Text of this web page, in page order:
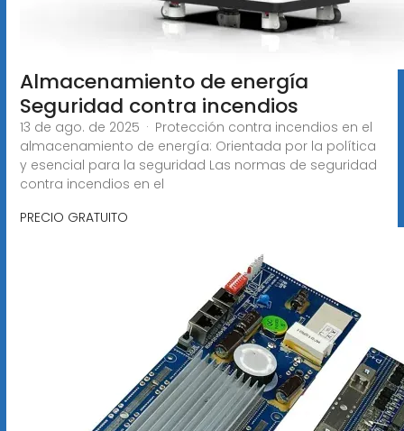
Almacenamiento de energía
Seguridad contra incendios
13 de ago. de 2025 · Protección contra incendios en el
almacenamiento de energía: Orientada por la política
y esencial para la seguridad Las normas de seguridad
contra incendios en el
PRECIO GRATUITO